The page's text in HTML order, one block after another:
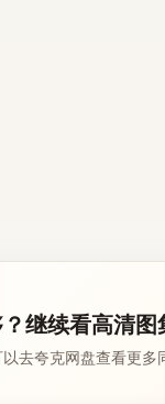
继续看高清
去夸克网盘查看更多